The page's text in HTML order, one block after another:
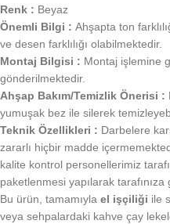
Renk : Beyaz
Önemli Bilgi : Ahşapta ton
ve desen farklılığı olabilmektedir.
Montaj Bilgisi : Montaj işlemine
gönderilmektedir.
Ahşap Bakım/Temizlik Önerisi :
yumuşak bez ile silerek
Teknik Özellikleri : Darbelere
zararlı hiçbir madde
kalite kontrol personellerimiz
paketlenmesi yapılarak
Bu ürün, tamamıyla el işçiliği ile
veya sehpalardaki kahve çay